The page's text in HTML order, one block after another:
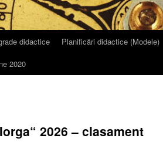
didactice Planificări didactice (Modele)
2020
2026 – clasament